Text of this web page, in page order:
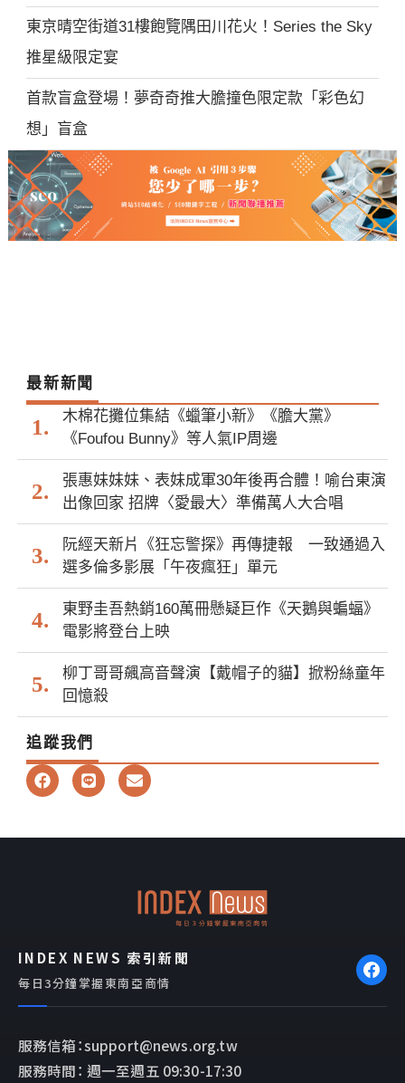
東京晴空街道31樓飽覽隅田川花火！Series the Sky
推星級限定宴
首款盲盒登場！夢奇奇推大膽撞色限定款「彩色幻
想」盲盒
最新新聞
木棉花攤位集結《蠟筆小新》《膽大黨》
《Foufou Bunny》等人氣IP周邊
張惠妹妹妹、表妹成軍30年後再合體！喻台東演
出像回家 招牌〈愛最大〉準備萬人大合唱
阮經天新片《狂忘警探》再傳捷報 一致通過入
選多倫多影展「午夜瘋狂」單元
東野圭吾熱銷160萬冊懸疑巨作《天鵝與蝙蝠》
電影將登台上映
柳丁哥哥飆高音聲演【戴帽子的貓】掀粉絲童年
回憶殺
追蹤我們
F
a
b
L
i
E
n
l
INDEX NEWS 索引新聞
每日3分鐘掌握東南亞商情
服務信箱：support@news.org.tw
服務時間： 週一至週五 09:30-17:30